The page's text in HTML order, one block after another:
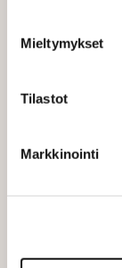
Mieltymykset
Tilastot
Markkinointi
(sis.
yhteyttä